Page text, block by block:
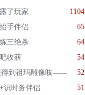
1104
了玩家
65
手伴侣
64
三绝杀
54
收获
52
得到祖玛雕像吱——
51
识时务伴侣